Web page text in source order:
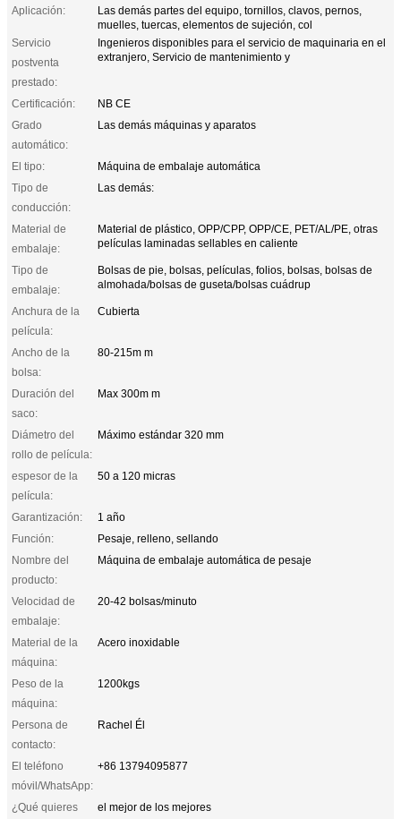
Aplicación:
Las demás partes del equipo, tornillos, clavos, pernos,
muelles, tuercas, elementos de sujeción, col
Servicio
postventa
prestado:
Ingenieros disponibles para el servicio de maquinaria en el
extranjero, Servicio de mantenimiento y
Certificación:
NB CE
Grado
automático:
Las demás máquinas y aparatos
El tipo:
Máquina de embalaje automática
Tipo de
conducción:
Las demás:
Material de
embalaje:
Material de plástico, OPP/CPP, OPP/CE, PET/AL/PE, otras
películas laminadas sellables en caliente
Tipo de
embalaje:
Bolsas de pie, bolsas, películas, folios, bolsas, bolsas de
almohada/bolsas de guseta/bolsas cuádrup
Anchura de la
película:
Cubierta
Ancho de la
bolsa:
80-215m m
Duración del
saco:
Max 300m m
Diámetro del
rollo de película:
Máximo estándar 320 mm
espesor de la
película:
50 a 120 micras
Garantización:
1 año
Función:
Pesaje, relleno, sellando
Nombre del
producto:
Máquina de embalaje automática de pesaje
Velocidad de
embalaje:
20-42 bolsas/minuto
Material de la
máquina:
Acero inoxidable
Peso de la
máquina:
1200kgs
Persona de
contacto:
Rachel Él
El teléfono
móvil/WhatsApp:
+86 13794095877
¿Qué quieres
el mejor de los mejores